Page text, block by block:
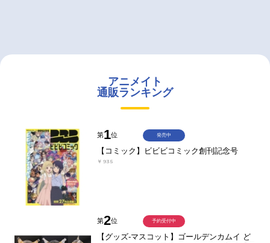
アニメイト
通販ランキング
第1位
【コミック】ビビビコミック創刊記念号
￥935
発売中
第2位
【グッズ-マスコット】ゴールデンカムイ ど
予約受付中